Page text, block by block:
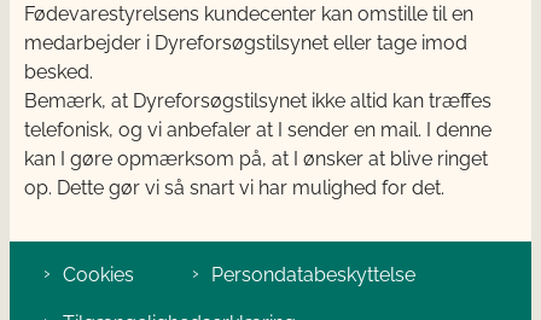
Fødevarestyrelsens kundecenter kan omstille til en
medarbejder i Dyreforsøgstilsynet eller tage imod
besked.
Bemærk, at Dyreforsøgstilsynet ikke altid kan træffes
telefonisk, og vi anbefaler at I sender en mail. I denne
kan I gøre opmærksom på, at I ønsker at blive ringet
op. Dette gør vi så snart vi har mulighed for det.
Cookies Persondatabeskyttelse